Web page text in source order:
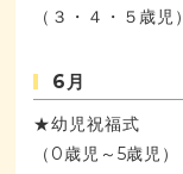
（３・４・５歳児）
6月
★幼児祝福式
（0歳児～5歳児）